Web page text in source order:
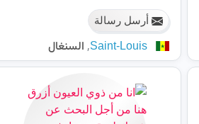
أرسل رسالة
Saint-Louis
, السنغال